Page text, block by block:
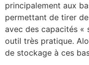
principalement aux
permettant de tirer
avec des capacités «
outil très pratique.
de stockage à ces